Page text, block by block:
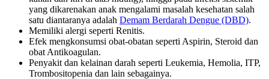
yang dikarenakan anak mengalami masalah kesehatan salah
satu diantaranya adalah Demam Berdarah Dengue (DBD).
Memiliki alergi seperti Renitis.
Efek mengkonsumsi obat-obatan seperti Aspirin, Steroid dan
obat Antikoagulan.
Penyakit dan kelainan darah seperti Leukemia, Hemolia, ITP,
Trombositopenia dan lain sebagainya.